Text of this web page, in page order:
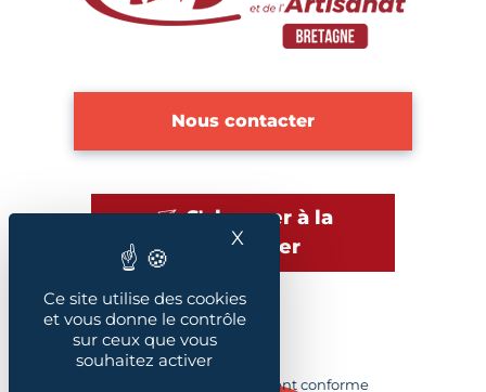
Ce site utilise des cookies
et vous donne le contrôle
sur ceux que vous
souhaitez activer
X Masquer le bandeau
Nous contacter
S'abonner à la
newsletter
Accessibilité : Partiellement conforme